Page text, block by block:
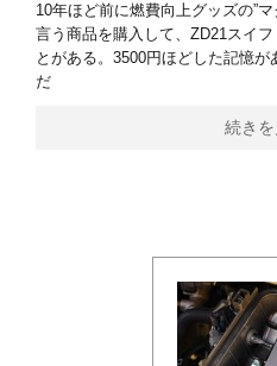
10年ほど前に燃費向上グッズの”
言う商品を購入して、ZD21スイ
とがある。3500円ほどした記憶
だ
続きを